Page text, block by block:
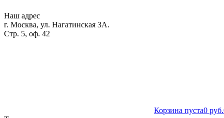
Наш адрес
г. Москва, ул. Нагатинская 3А.
Стр. 5, оф. 42
Корзина пуста0 руб.